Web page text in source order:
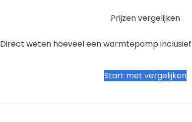
Prijzen vergelijken
Direct weten hoeveel een warmtepomp
Start met vergelijken